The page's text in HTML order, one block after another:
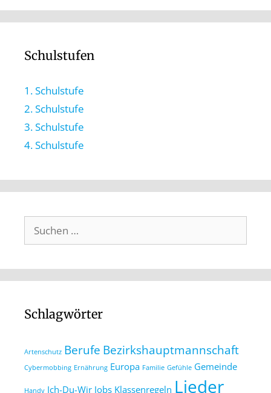
Schulstufen
1. Schulstufe
2. Schulstufe
3. Schulstufe
4. Schulstufe
Schlagwörter
Artenschutz Berufe Bezirkshauptmannschaft
Cybermobbing Ernährung Europa Familie Gefühle Gemeinde
Handy Ich-Du-Wir Jobs Klassenregeln Lieder